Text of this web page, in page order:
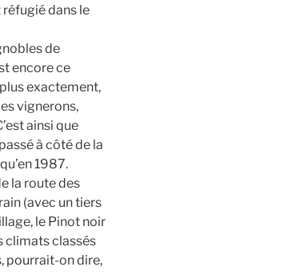
réfugié dans le
de
encore ce
exactement,
vignerons,
ainsi que
à côté de la
1987.
la route des
(avec un tiers
le Pinot noir
climats classés
pourrait-on dire,